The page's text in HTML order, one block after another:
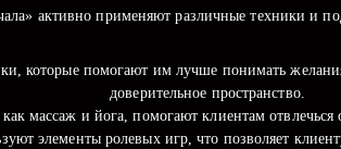
активно применяют различные техники и
которые помогают им лучше понимать
доверительное пространство.
массаж и йога, помогают клиентам
элементы ролевых игр, что позволяет